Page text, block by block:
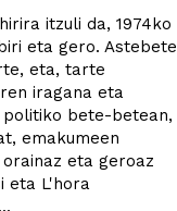
itzuli da, 1974ko
eta gero. Astebete
eta, tarte
iragana eta
bete-betean,
emakumeen
eta geroaz
eta L'hora